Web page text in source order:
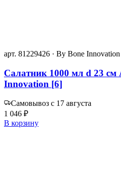
арт. 81229426 · By Bone Innovation
Салатник 1000 мл d 23 см
Innovation [6]
Самовывоз с 17 августа
1 046 ₽
В корзину